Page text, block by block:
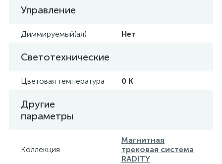
Управление
Диммируемый(ая) Нет
Светотехнические
Цветовая температура 0 K
Другие
параметры
Коллекция
Магнитная
трековая система
RADITY